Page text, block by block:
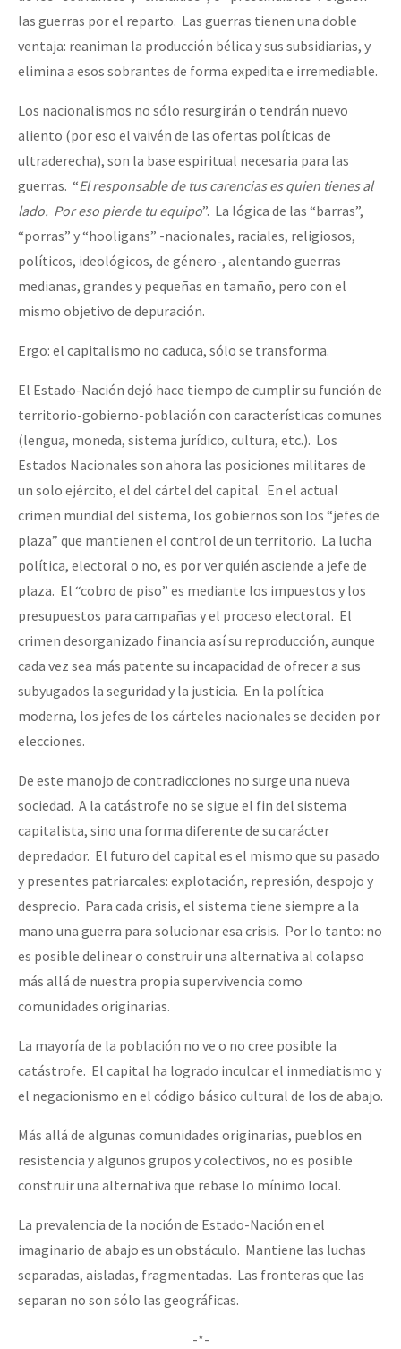
las guerras por el reparto. Las guerras tienen una doble
ventaja: reaniman la producción bélica y sus subsidiarias, y
elimina a esos sobrantes de forma expedita e irremediable.
Los nacionalismos no sólo resurgirán o tendrán nuevo
aliento (por eso el vaivén de las ofertas políticas de
ultraderecha), son la base espiritual necesaria para las
guerras. “El responsable de tus carencias es quien tienes al
lado. Por eso pierde tu equipo”. La lógica de las “barras”,
“porras” y “hooligans” -nacionales, raciales, religiosos,
políticos, ideológicos, de género-, alentando guerras
medianas, grandes y pequeñas en tamaño, pero con el
mismo objetivo de depuración.
Ergo: el capitalismo no caduca, sólo se transforma.
El Estado-Nación dejó hace tiempo de cumplir su función de
territorio-gobierno-población con características comunes
(lengua, moneda, sistema jurídico, cultura, etc.). Los
Estados Nacionales son ahora las posiciones militares de
un solo ejército, el del cártel del capital. En el actual
crimen mundial del sistema, los gobiernos son los “jefes de
plaza” que mantienen el control de un territorio. La lucha
política, electoral o no, es por ver quién asciende a jefe de
plaza. El “cobro de piso” es mediante los impuestos y los
presupuestos para campañas y el proceso electoral. El
crimen desorganizado financia así su reproducción, aunque
cada vez sea más patente su incapacidad de ofrecer a sus
subyugados la seguridad y la justicia. En la política
moderna, los jefes de los cárteles nacionales se deciden por
elecciones.
De este manojo de contradicciones no surge una nueva
sociedad. A la catástrofe no se sigue el fin del sistema
capitalista, sino una forma diferente de su carácter
depredador. El futuro del capital es el mismo que su pasado
y presentes patriarcales: explotación, represión, despojo y
desprecio. Para cada crisis, el sistema tiene siempre a la
mano una guerra para solucionar esa crisis. Por lo tanto: no
es posible delinear o construir una alternativa al colapso
más allá de nuestra propia supervivencia como
comunidades originarias.
La mayoría de la población no ve o no cree posible la
catástrofe. El capital ha logrado inculcar el inmediatismo y
el negacionismo en el código básico cultural de los de abajo.
Más allá de algunas comunidades originarias, pueblos en
resistencia y algunos grupos y colectivos, no es posible
construir una alternativa que rebase lo mínimo local.
La prevalencia de la noción de Estado-Nación en el
imaginario de abajo es un obstáculo. Mantiene las luchas
separadas, aisladas, fragmentadas. Las fronteras que las
separan no son sólo las geográficas.
-*-